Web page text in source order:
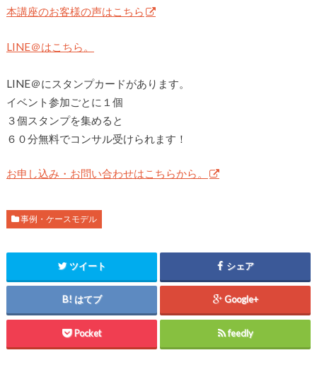
本講座のお客様の声はこちら
LINE＠はこちら。
LINE＠にスタンプカードがあります。
イベント参加ごとに１個
３個スタンプを集めると
６０分無料でコンサル受けられます！
お申し込み・お問い合わせはこちらから。
事例・ケースモデル
ツイート シェア
はてブ Google+
Pocket feedly